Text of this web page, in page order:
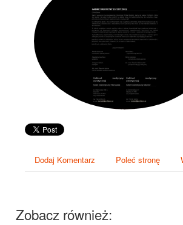
Dodaj Komentarz Poleć stronę
Zobacz również: